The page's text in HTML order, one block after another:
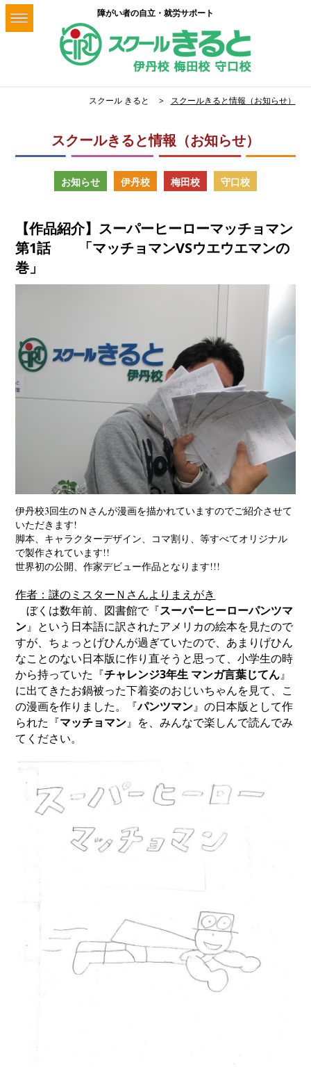
障がい者の自立・就労サポート
スクール きると スクールきると情報（お知らせ）
スクールきると情報（お知らせ）
お知らせ 伊丹校 梅田校 守口校
【作品紹介】スーパーヒーローマッチョマン
第1話 「マッチョマンVSウエウエマンの
巻」
伊丹校3回生のＮさんが漫画を描かれていますのでご紹介させて
いただきます!
脚本、キャラクターデザイン、コマ割り、等すべてオリジナル
で製作されています!!
世界初の公開、作家デビュー作品となります!!!
作者：謎のミスターＮさんよりまえがき
ぼくは数年前、図書館で『スーパーヒーローパンツマ
ン』という日本語に訳されたアメリカの絵本を見たので
すが、ちょっとげひんが過ぎていたので、あまりげひん
なことのない日本版に作り直そうと思って、小学生の時
から持っていた『チャレンジ3年生 マンガ言葉じてん』
に出てきたお鍋被った下着姿のおじいちゃんを見て、こ
の漫画を作りました。『パンツマン』の日本版として作
られた『マッチョマン』を、みんなで楽しんで読んでみ
てください。